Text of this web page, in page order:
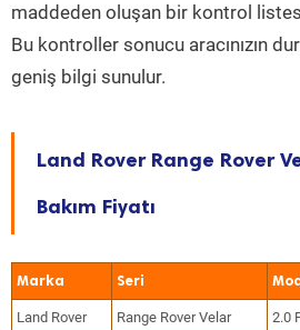
maddeden oluşan bir kontrol listesi
Bu kontroller sonucu aracınızın
geniş bilgi sunulur.
Land Rover Range Rover
Bakım Fiyatı
Marka Seri
Land Rover Range Rover Velar 2.0